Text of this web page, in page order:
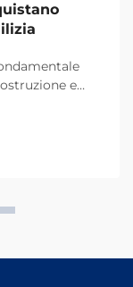
e
traverse.